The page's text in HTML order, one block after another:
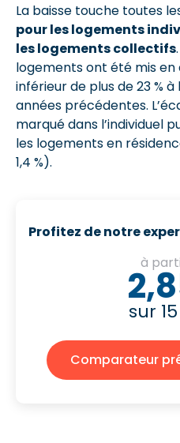
La baisse touche toutes
pour les logements
les logements collectifs
logements ont été mis en
inférieur de plus de 23 %
années précédentes.
marqué dans l’individuel
les logements en
1,4 %).
Profitez de notre
à
sur
Comparateur